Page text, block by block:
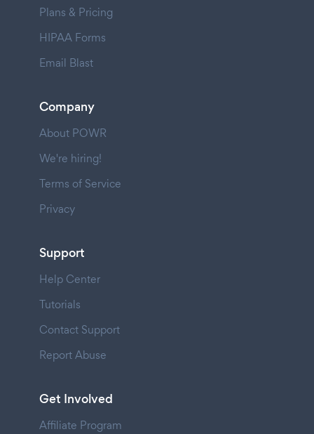
Plans & Pricing
HIPAA Forms
Email Blast
Company
About POWR
We're hiring!
Terms of Service
Privacy
Support
Help Center
Tutorials
Contact Support
Report Abuse
Get Involved
Affiliate Program